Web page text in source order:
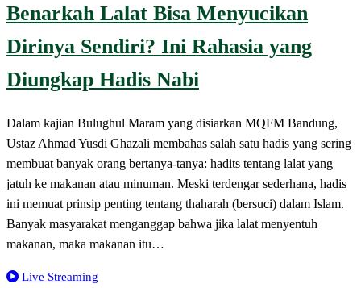
Benarkah Lalat Bisa Menyucikan
Dirinya Sendiri? Ini Rahasia yang
Diungkap Hadis Nabi
Dalam kajian Bulughul Maram yang disiarkan MQFM Bandung,
Ustaz Ahmad Yusdi Ghazali membahas salah satu hadis yang sering
membuat banyak orang bertanya-tanya: hadits tentang lalat yang
jatuh ke makanan atau minuman. Meski terdengar sederhana, hadis
ini memuat prinsip penting tentang thaharah (bersuci) dalam Islam.
Banyak masyarakat menganggap bahwa jika lalat menyentuh
makanan, maka makanan itu…
Live Streaming